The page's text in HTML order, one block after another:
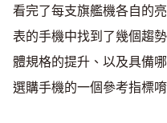
看完了每支旗艦機各自的
表的手機中找到了幾個趨
體規格的提升、以及具備
選購手機的一個參考指標唷